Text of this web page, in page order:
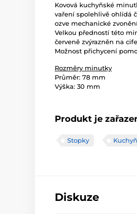
Kovová kuchyňské
vaření spolehlivě ohlídá
ozve mechanické
Velkou předností této
červeně zvýrazněn na
Možnost přichycení
Rozměry minutky
Průměr: 78 mm
Výška: 30 mm
Produkt je
Stopky
Diskuze